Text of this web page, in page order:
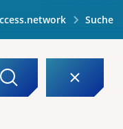
Suche